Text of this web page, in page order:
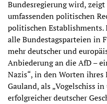
Bundesregierung wird,
umfassenden politischen
politischen
alle Bundestagsparteien in
mehr deutscher und
Anbiederung an die AfD –
Nazis“, in den Worten
Gauland, als „Vogelschiss
erfolgreicher deutscher